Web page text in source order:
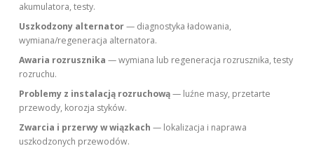
akumulatora, testy.
Uszkodzony alternator— diagnostyka ładowania,
wymiana/regeneracja alternatora.
Awaria rozrusznika — wymiana lub regeneracja rozrusznika, testy
rozruchu.
Problemy z instalacją rozruchową— luźne masy, przetarte
przewody, korozja styków.
Zwarcia i przerwy w wiązkach — lokalizacja i naprawa
uszkodzonych przewodów.